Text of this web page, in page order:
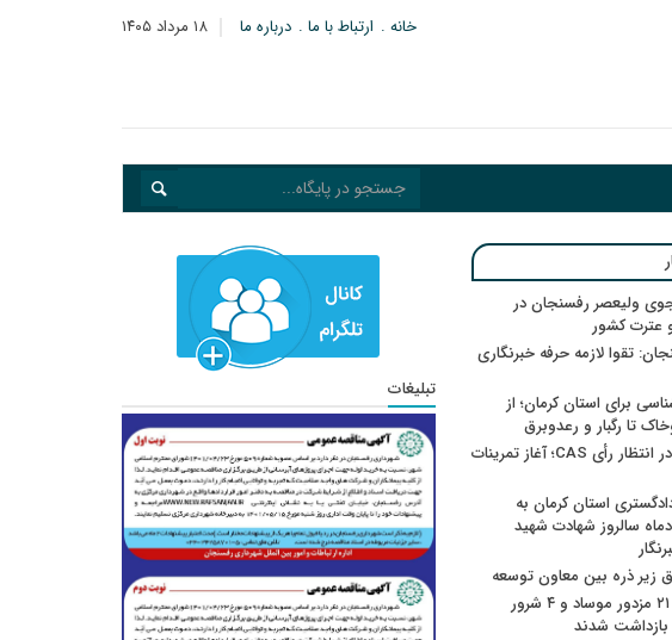
۱۸ مرداد ۱۴۰۵ خانه ارتباط با ما درباره ما
ولیعصر رفسنجان در
عترت کشور
تقوا لازمه حرفه خبرنگاری
برای استان کرمان؛ از
تا رگبار و رعدوبرق
مس رفسنجان در انتظار رأی CAS؛ آغاز تمرینات
استان کرمان به
۱۷ مردادماه سالروز شهادت شهید
زیر ذره بین معاون توسعه
وزارت اطلاعات: ۲۱ مزدور موساد و ۴ شرور
شدند
تبلیغات